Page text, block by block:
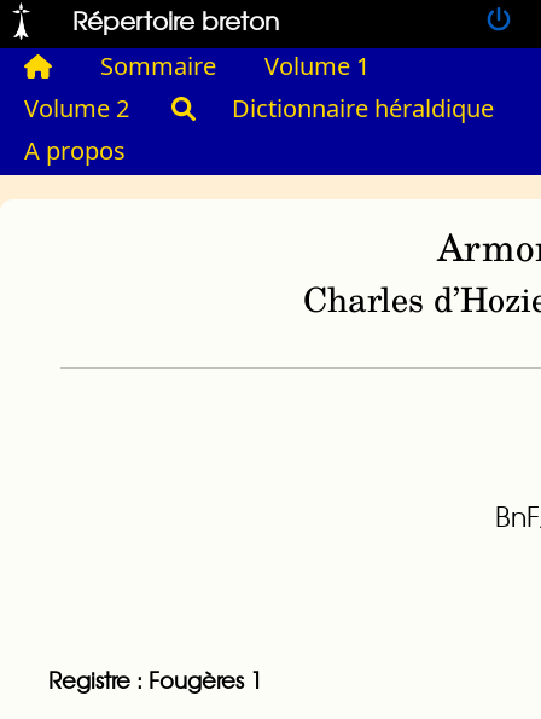
Répertoire breton
Sommaire
Volume 1
Volume 2
Dictionnaire héraldique
A propos
Charles
Registre : Fougères 1